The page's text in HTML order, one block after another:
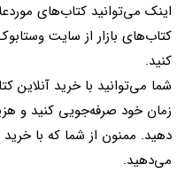
اینک می‌توانید کتاب‌های
کتاب‌های بازار از سایت
کنید.
شما می‌توانید با خرید آنلاین
زمان خود صرفه‌جویی کنید و
دهید. ممنون از شما که با
می‌دهید.